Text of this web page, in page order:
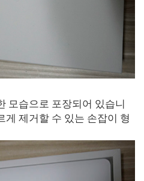
모습으로 포장되어 있습니
게 제거할 수 있는 손잡이 형